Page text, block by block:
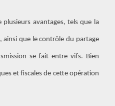
avantages, tels que la
ainsi que le contrôle du partage
se fait entre vifs. Bien
et fiscales de cette opération